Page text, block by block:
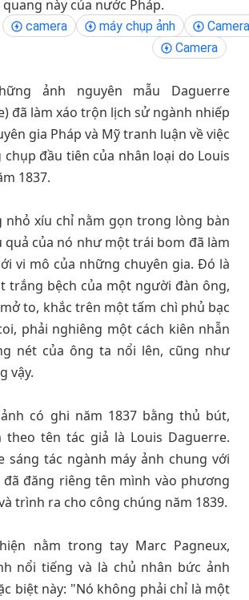
này của nước Pháp.
camera máy chụp ảnh
Camera
ảnh nguyên mẫu Daguerre
đã làm xáo trộn lịch sử ngành nhiếp
gia Pháp và Mỹ tranh luận về việc
đầu tiên của nhân loại do Louis
1837.
nhỏ xíu chỉ nằm gọn trong lòng bàn
quả của nó như một trái bom đã làm
vi mô của những chuyên gia. Ðó là
trắng bệch của một người đàn ông,
to, khắc trên một tấm chì phủ bạc
phải nghiêng một cách kiên nhẫn
nét của ông ta nổi lên, cũng như
vậy.
có ghi năm 1837 bằng thủ bút,
theo tên tác giả là Louis Daguerre.
sáng tác ngành máy ảnh chung với
đã đăng riêng tên mình vào phương
trình ra cho công chúng năm 1839.
nằm trong tay Marc Pagneux,
nổi tiếng và là chủ nhân bức ảnh
biệt này: "Nó không phải chỉ là một